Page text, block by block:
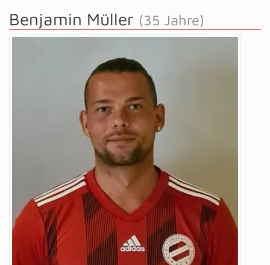
Benjamin Müller (35 Jahre)